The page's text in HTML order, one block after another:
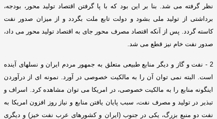
نظر گرفته می شد
بنا بر این بود که با پا گرفتن اقتصاد تولید محور، بودجه،
برداشتی از تولید ملی بشود و دولت تابع ملت بگردد و از میزان صدور نفت
کاسته گردد
پس از آنکه اقتصاد مصرف محور جای به اقتصاد تولید محور می داد،
صدور نفت خام نیز قطع می شد
2 -
نفت و گاز و دیگر منابع طبیعی متعلق به جمهور مردم ایران و نسلهای آینده
است. البته نمی توان آن را به مالکیت خصوصی در آورد
نمونه ای از درآوردن
اینگونه منابع را به مالکیت خصوصی، در امریکا می توان مشاهده کرد
اسراف و
تبذیر در تولید و مصرف نفت، سبب پایان یافتن منابع و نیاز روز افزون امریکا به
نفت دو منبع بزرگ، یکی در جنوب(ایران و کشورهای عرب نفت خیز ) و دیگری